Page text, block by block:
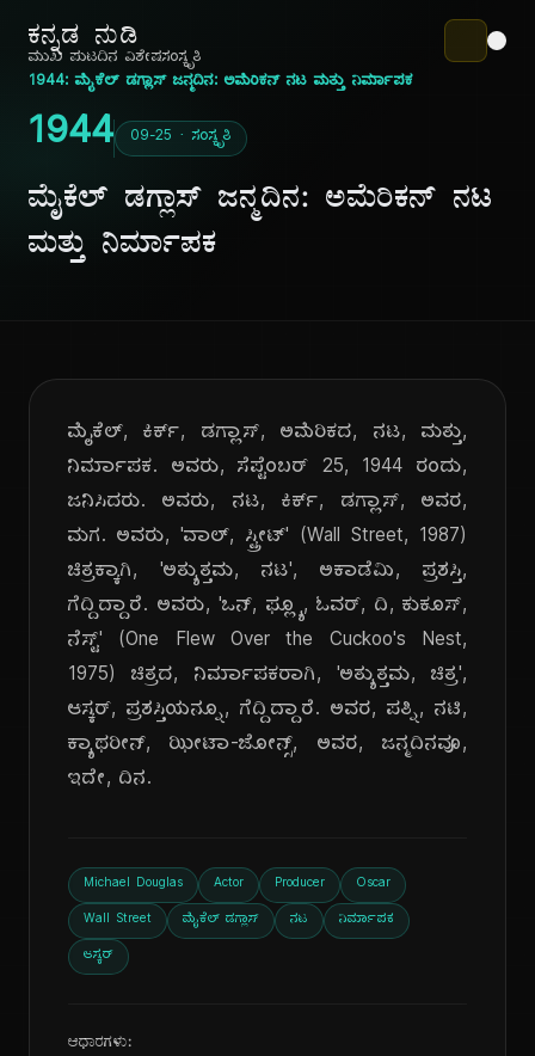
ಕನ್ನಡ ನುಡಿ
ಮುಖ ಪುಟದಿನ ವಿಶೇಷಸಂಸ್ಕೃತಿ
1944: ಮೈಕೆಲ್ ಡಗ್ಲಾಸ್ ಜನ್ಮದಿನ: ಅಮೆರಿಕನ್ ನಟ ಮತ್ತು ನಿರ್ಮಾಪಕ
1944 09-25 · ಸಂಸ್ಕೃತಿ
ಮೈಕೆಲ್ ಡಗ್ಲಾಸ್ ಜನ್ಮದಿನ: ಅಮೆರಿಕನ್ ನಟ
ಮತ್ತು ನಿರ್ಮಾಪಕ
ಮೈಕೆಲ್, ಕಿರ್ಕ್, ಡಗ್ಲಾಸ್, ಅಮೆರಿಕದ, ನಟ, ಮತ್ತು,
ನಿರ್ಮಾಪಕ. ಅವರು, ಸೆಪ್ಟೆಂಬರ್ 25, 1944 ರಂದು,
ಜನಿಸಿದರು. ಅವರು, ನಟ, ಕಿರ್ಕ್, ಡಗ್ಲಾಸ್, ಅವರ,
ಮಗ. ಅವರು, 'ವಾಲ್, ಸ್ಟ್ರೀಟ್' (Wall Street, 1987)
ಚಿತ್ರಕ್ಕಾಗಿ, 'ಅತ್ಯುತ್ತಮ, ನಟ', ಅಕಾಡೆಮಿ, ಪ್ರಶಸ್ತಿ,
ಗೆದ್ದಿದ್ದಾರೆ. ಅವರು, 'ಒನ್, ಫ್ಲ್ಯೂ, ಓವರ್, ದಿ, ಕುಕೂಸ್,
ನೆಸ್ಟ್' (One Flew Over the Cuckoo's Nest,
1975) ಚಿತ್ರದ, ನಿರ್ಮಾಪಕರಾಗಿ, 'ಅತ್ಯುತ್ತಮ, ಚಿತ್ರ',
ಆಸ್ಕರ್, ಪ್ರಶಸ್ತಿಯನ್ನೂ, ಗೆದ್ದಿದ್ದಾರೆ. ಅವರ, ಪತ್ನಿ, ನಟಿ,
ಕ್ಯಾಥರೀನ್, ಝೀಟಾ-ಜೋನ್ಸ್, ಅವರ, ಜನ್ಮದಿನವೂ,
ಇದೇ, ದಿನ.
Michael Douglas Actor Producer Oscar
Wall Street ಮೈಕೆಲ್ ಡಗ್ಲಾಸ್ ನಟ ನಿರ್ಮಾಪಕ
ಆಸ್ಕರ್
ಆಧಾರಗಳು: